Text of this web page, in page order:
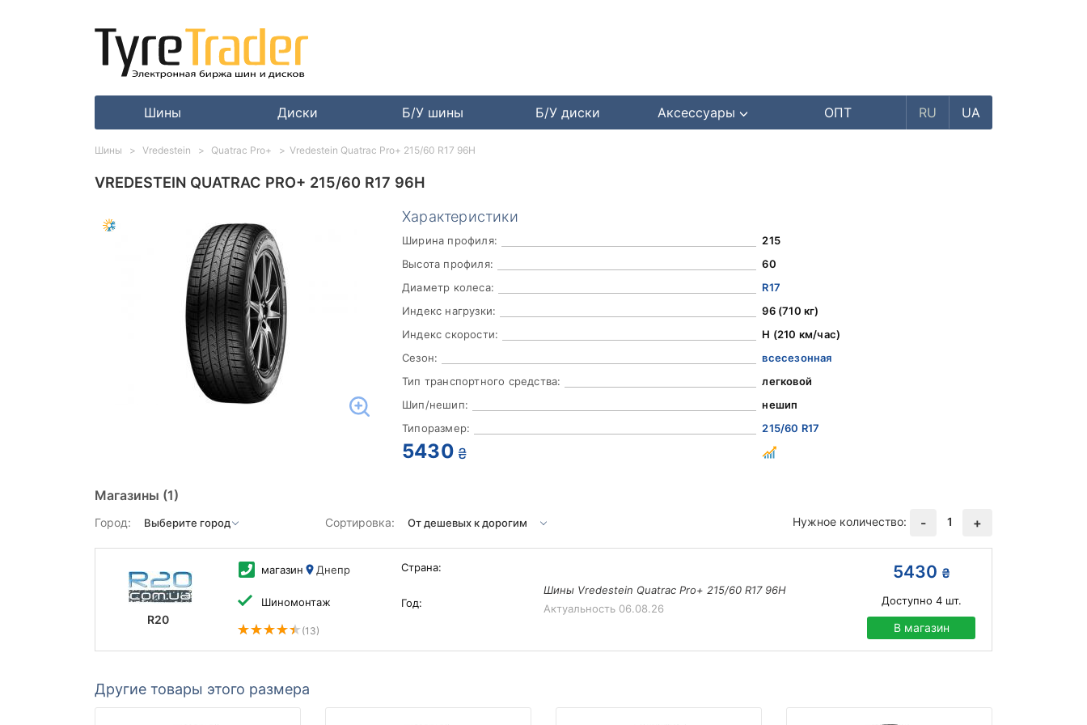
Шины Диски Б/У шины Б/У диски Аксессуары ОПТ RU UA
VREDESTEIN QUATRAC PRO+ 215/60 R17 96H
Характеристики
Ширина профиля:
215
Высота профиля:
60
Диаметр колеса:
R17
Индекс нагрузки:
96 (710 кг)
Индекс скорости:
H (210 км/час)
Сезон:
всесезонная
Тип транспортного средства:
легковой
Шип/нешип:
нешип
Типоразмер:
215/60 R17
5430 ₴
Магазины (1)
Город: Сортировка: Нужное количество: - 1 +
R20
магазин Днепр
Шиномонтаж
(13)
Страна:
Год:
Шины Vredestein Quatrac Pro+ 215/60 R17 96H
Актуальность 06.08.26
5430 ₴
Доступно 4шт.
В магазин
Другие товары этого размера
Шины Vredestein Quatrac Pro+ Vredestein Quatrac Pro+ 215/60 R17 96H